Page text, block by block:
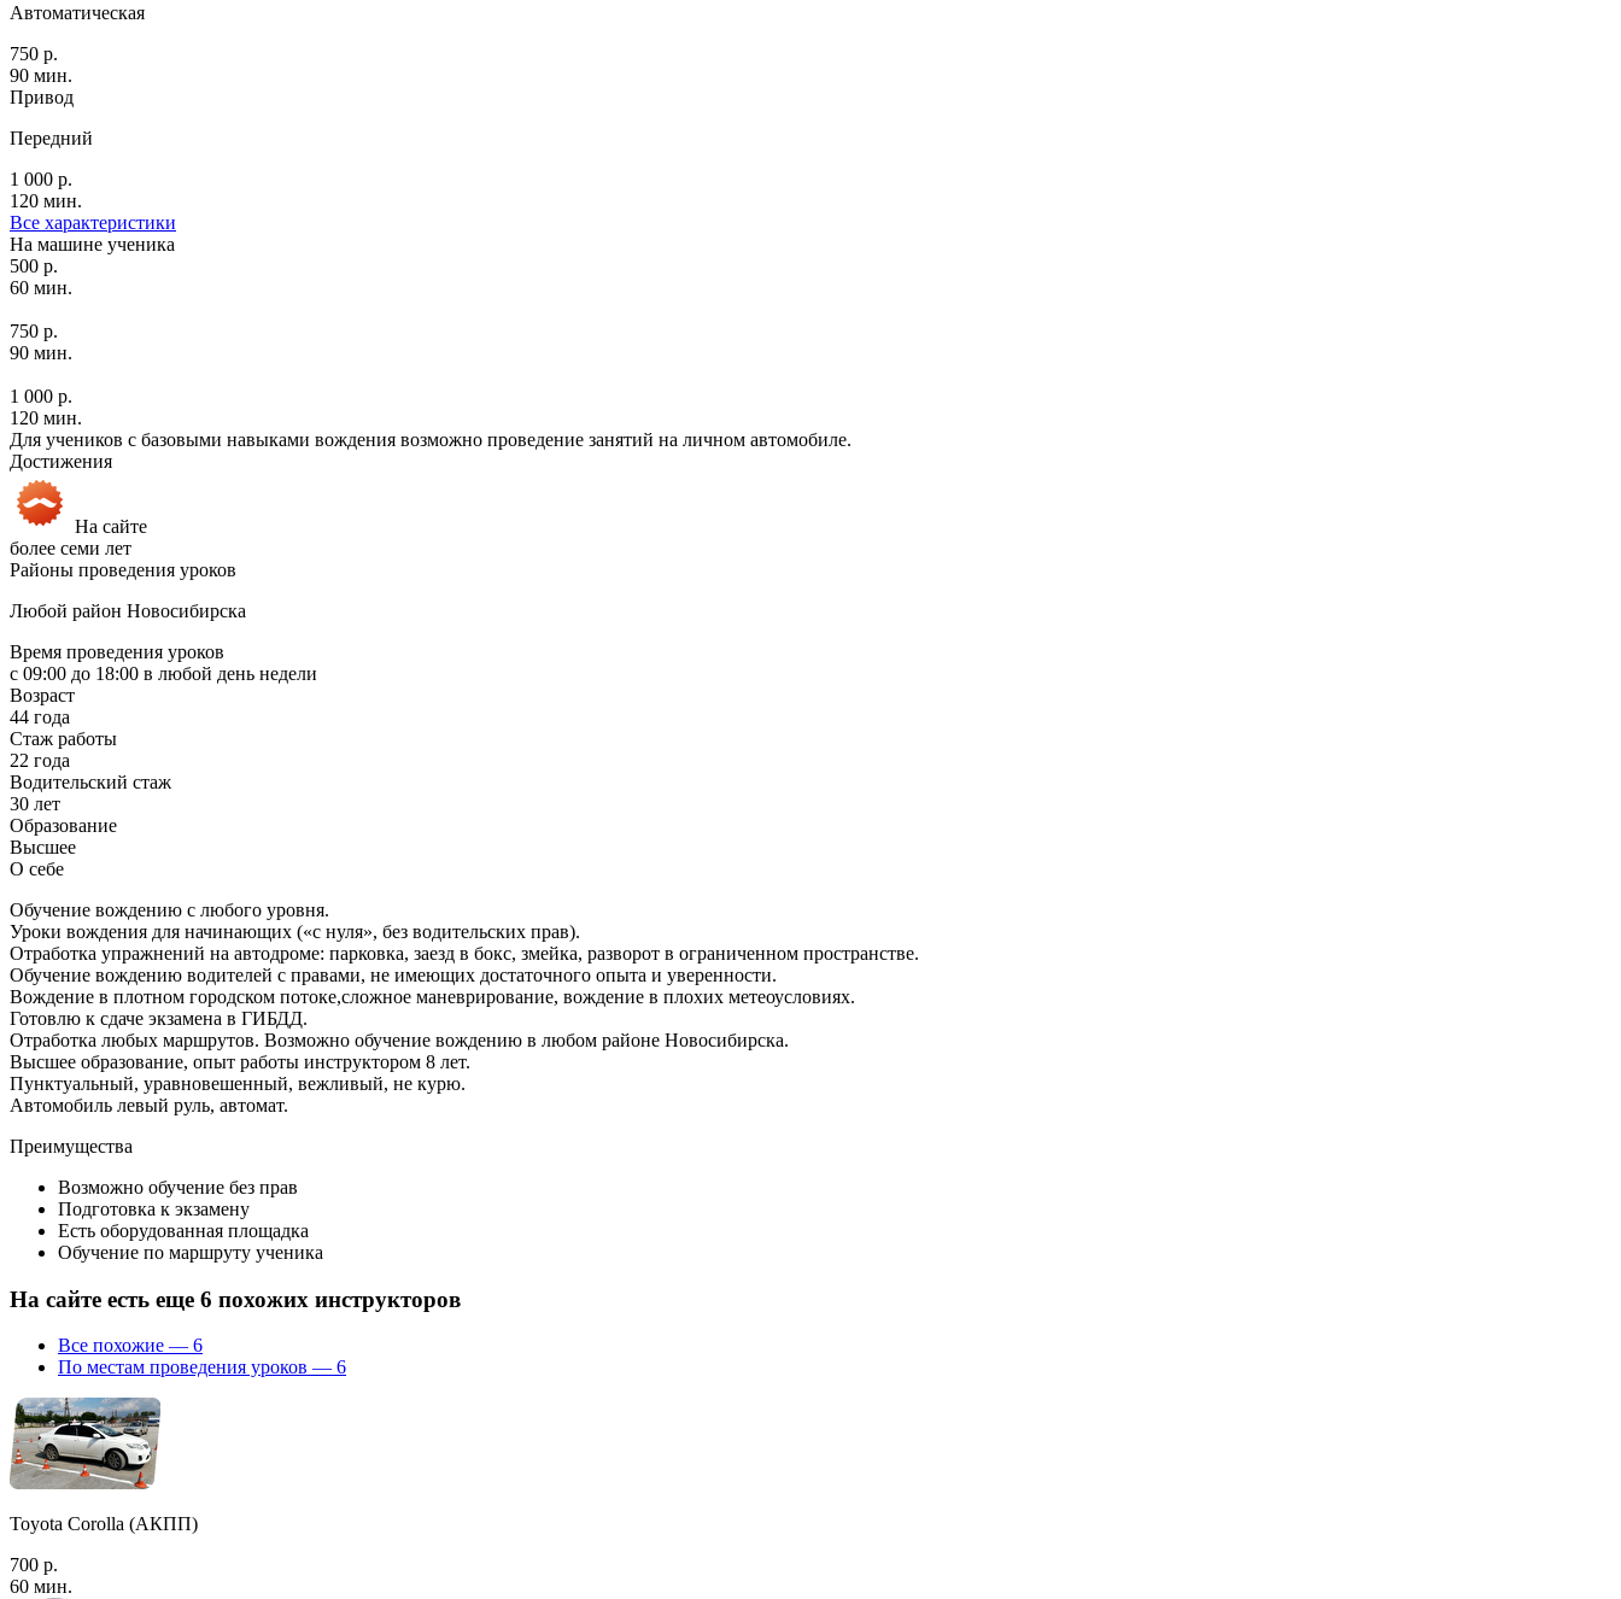
Автоматическая
750 р.
90 мин.
Привод
Передний
1 000 р.
120 мин.
Все характеристики
На машине ученика
500 р.
60 мин.
750 р.
90 мин.
1 000 р.
120 мин.
Для учеников с базовыми навыками вождения возможно проведение занятий на личном автомобиле.
Достижения
На сайте
более семи лет
Районы проведения уроков
Любой район Новосибирска
Время проведения уроков
с 09:00 до 18:00 в любой день недели
Возраст
44 года
Стаж работы
22 года
Водительский стаж
30 лет
Образование
Высшее
О себе
Обучение вождению с любого уровня.
Уроки вождения для начинающих («с нуля», без водительских прав).
Отработка упражнений на автодроме: парковка, заезд в бокс, змейка, разворот в ограниченном пространстве.
Обучение вождению водителей с правами, не имеющих достаточного опыта и уверенности.
Вождение в плотном городском потоке,сложное маневрирование, вождение в плохих метеоусловиях.
Готовлю к сдаче экзамена в ГИБДД.
Отработка любых маршрутов. Возможно обучение вождению в любом районе Новосибирска.
Высшее образование, опыт работы инструктором 8 лет.
Пунктуальный, уравновешенный, вежливый, не курю.
Автомобиль левый руль, автомат.
Преимущества
Возможно обучение без прав
Подготовка к экзамену
Есть оборудованная площадка
Обучение по маршруту ученика
На сайте есть еще 6 похожих инструкторов
Все похожие — 6
По местам проведения уроков — 6
Toyota Corolla (АКПП)
700 р.
60 мин.